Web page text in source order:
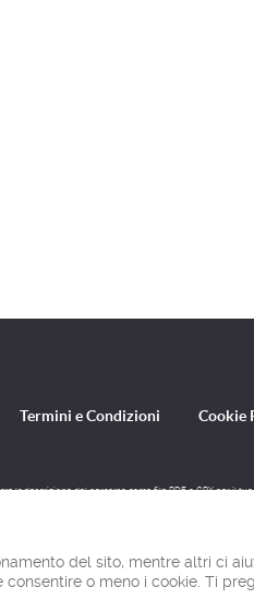
Termini e Condizioni Cookie
la descrizione del percorso come file PDF o GPX per
del sito, mentre altri ci
o meno i cookie. Ti